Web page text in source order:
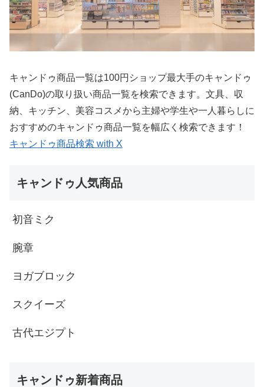
キャンドゥ商品一覧は100円ショップ最大手のキャンドゥ
(CanDo)の取り扱い商品一覧を検索できます。文具、収
納、キッチン、美容コスメから主婦や学生や一人暮らしに
おすすめのキャンドゥ商品一覧を幅広く検索できます！
キャンドゥ商品検索 with X
キャンドゥ人気商品
初音ミク
腕章
ヨガブロック
スクイーズ
古代エジプト
キャンドゥ新着商品